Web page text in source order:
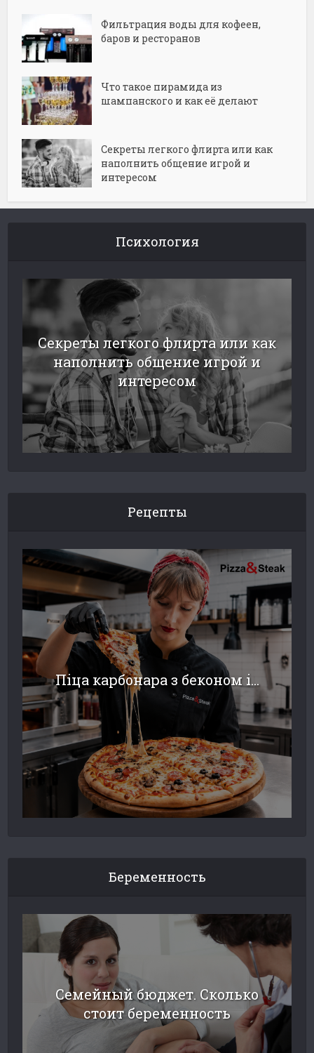
Фильтрация воды для кофеен,
баров и ресторанов
Что такое пирамида из
шампанского и как её делают
Секреты легкого флирта или как
наполнить общение игрой и
интересом
Психология
Секреты легкого флирта или как
наполнить общение игрой и
интересом
Рецепты
Піца карбонара з беконом і...
Беременность
Семейный бюджет. Сколько
стоит беременность